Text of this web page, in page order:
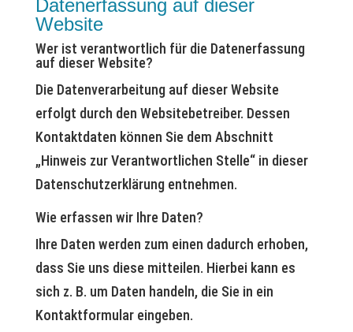
Datenerfassung auf dieser
Website
Wer ist verantwortlich für die Datenerfassung
auf dieser Website?
Die Datenverarbeitung auf dieser Website
erfolgt durch den Websitebetreiber. Dessen
Kontaktdaten können Sie dem Abschnitt
„Hinweis zur Verantwortlichen Stelle“ in dieser
Datenschutzerklärung entnehmen.
Wie erfassen wir Ihre Daten?
Ihre Daten werden zum einen dadurch erhoben,
dass Sie uns diese mitteilen. Hierbei kann es
sich z. B. um Daten handeln, die Sie in ein
Kontaktformular eingeben.